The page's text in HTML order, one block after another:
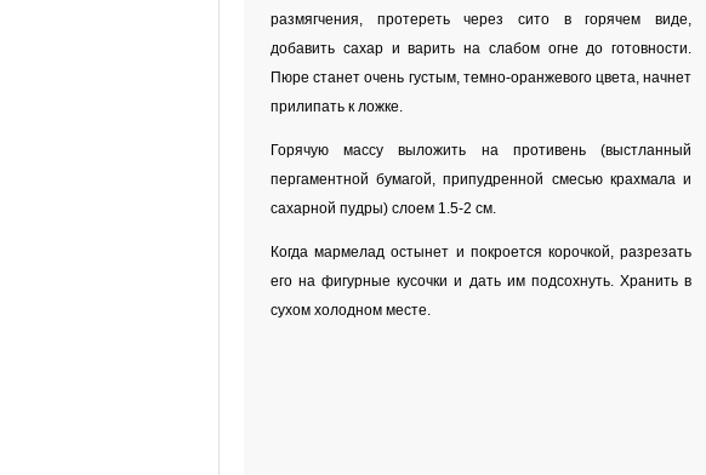
размягчения, протереть через сито в горячем виде,
добавить сахар и варить на слабом огне до готовности.
Пюре станет очень густым, темно-оранжевого цвета, начнет
прилипать к ложке.
Горячую массу выложить на противень (выстланный
пергаментной бумагой, припудренной смесью крахмала и
сахарной пудры) слоем 1.5-2 см.
Когда мармелад остынет и покроется корочкой, разрезать
его на фигурные кусочки и дать им подсохнуть. Хранить в
сухом холодном месте.